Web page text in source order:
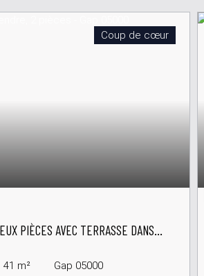
Coup de cœur
PIÈCES AVEC TERRASSE DANS
41 m² Gap 05000